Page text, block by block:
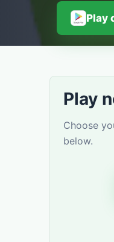
Play
Play
Choose
below.